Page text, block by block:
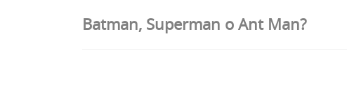
Batman, Superman o Ant Man?